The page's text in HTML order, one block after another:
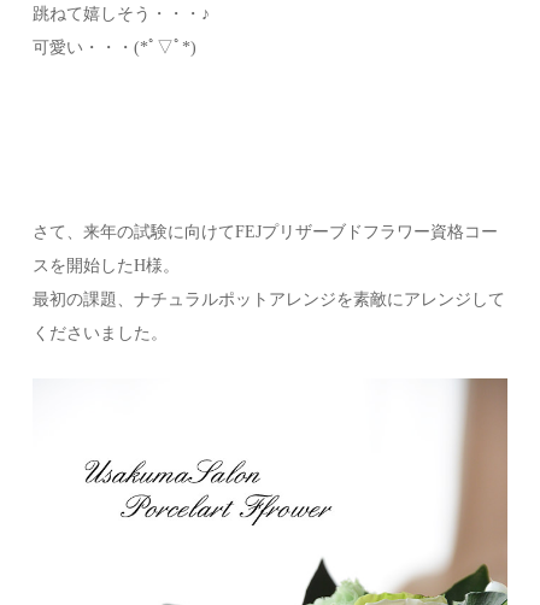
跳ねて嬉しそう・・・♪
可愛い・・・(*ﾟ▽ﾟ*)
さて、来年の試験に向けてFEJプリザーブドフラワー資格コー
スを開始したH様。
最初の課題、ナチュラルポットアレンジを素敵にアレンジして
くださいました。